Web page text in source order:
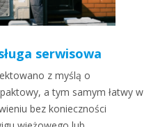
serwisowa
z myślą o
a tym samym łatwy w
bez konieczności